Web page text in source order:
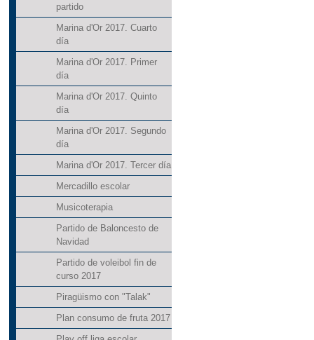
partido
Marina d'Or 2017. Cuarto
día
Marina d'Or 2017. Primer
día
Marina d'Or 2017. Quinto
día
Marina d'Or 2017. Segundo
día
Marina d'Or 2017. Tercer día
Mercadillo escolar
Musicoterapia
Partido de Baloncesto de
Navidad
Partido de voleibol fin de
curso 2017
Piragüismo con "Talak"
Plan consumo de fruta 2017